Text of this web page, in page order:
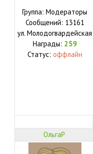
Группа: Модераторы
Сообщений: 13161
ул. Молодогвардейская
Награды: 259
Статус: оффлайн
ОльгаР